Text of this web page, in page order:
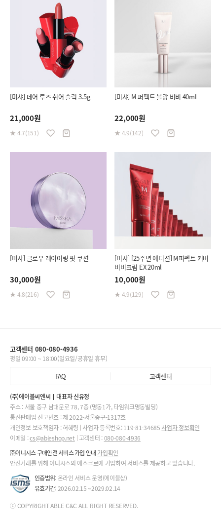
[미샤] 데어 루즈 쉬어 슬릭 3.5g
21,000원
★ 4.7(151)
[미샤] M 퍼펙트 블랑 비비 40ml
22,000원
★ 4.9(142)
[미샤] 글로우 레이어링 핏 쿠션
30,000원
★ 4.8(216)
[미샤] [25주년 에디션] M퍼펙트 커버
비비크림 EX 20ml
10,000원
★ 4.9(129)
고객센터 080-080-4936
평일 09:00 ~ 18:00(일요일/공휴일 휴무)
FAQ 고객센터
(주)에이블씨엔씨
대표자 신유정
주소 : 서울 중구 남대문로 78, 7층 (명동1가, 타임워크명동빌딩)
통신판매업 신고번호 : 제 2022-서울중구-1317호
개인정보 보호책임자 : 허혜령 사업자 등록번호: 119-81-34685사업자 정보확인
이메일 :cs@ableshop.net 고객센터 :080-080-4936
㈜이니시스 구매안전 서비스 가입 안내 가입확인
안전거래를 위해 이니시스의 에스크로에 가입하여 서비스를 제공하고 있습니다.
인증범위: 온라인 서비스 운영(에이블샵)
유효기간: 2026.02.15 ~2029.02.14
ⓒ COPYRIGHT ABLE C&C ALL RIGHT RESERVED.